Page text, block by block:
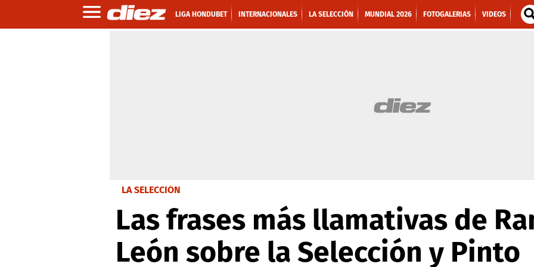
LIGA HONDUBET INTERNACIONALES LA SELECCIÓN MUNDIAL 2026 FOTOGALERIAS VIDEOS
LA SELECCIÓN
Las frases más llamativas de
León sobre la Selección y Pinto